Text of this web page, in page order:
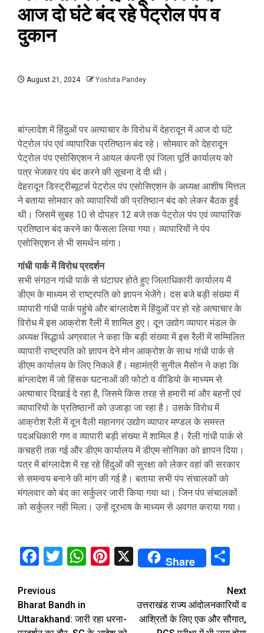
आज दो घंटे बंद रहे पेट्रोल पंप व
दुकान
August 21, 2024 Yoshita Pandey
बांग्लादेश में हिंदुओं पर अत्याचार के विरोध में देहरादून में आज दो घंटे
पेट्रोल पंप एवं व्यापारिक प्रतिष्ठान बंद रहे। सोमवार को देहरादून
पेट्रोल पंप एसोसिएशन ने आयल कंपनी एवं जिला पूर्ति कार्यालय को
पत्र भेजकर पंप बंद करने की सूचना दे दी थी।
देहरादून डिस्ट्रीब्यूटर्स पेट्रोल पंप एसोसिएशन के अध्यक्ष आशीष मित्तल
ने बताया सोमवार को व्यापारियों की प्रतिष्ठान बंद को लेकर बैठक हुई
थी। जिसमें सुबह 10 से दोपहर 12 बजे तक पेट्रोल पंप एवं व्यापारिक
प्रतिष्ठान बंद करने का फैसला लिया गया। व्यापारियों ने पंप
एसोसिएशन से भी समर्थन मांगा।
गांधी पार्क में विरोध प्रदर्शन
सभी संगठन गांधी पार्क से घंटाघर होते हुए जिलाधिकारी कार्यालय में
डीएम के माध्यम से राष्ट्रपति को ज्ञापन भेजेंगे। दस बजे बड़ी संख्या में
व्यापारी गांधी पार्क पहुंचे और बांग्लादेश में हिंदुओं पर हो रहे अत्याचार के
विरोध में इस आक्रोश रैली में शामिल हुए। दून उद्योग व्यापार मंडल के
अध्यक्ष सिद्धार्थ अग्रवाल ने कहा कि बड़ी संख्या में इस रैली में सम्मिलित
व्यापारी राष्ट्रपति को ज्ञापन देने मोन आक्रोश के साथ गांधी पार्क से
डीएम कार्यालय के लिए निकले हैं। महामंत्री सुनील मैसोन ने कहा कि
बांग्लादेश में जो हिंसक घटनाओं की फोटो व वीडियो के माध्यम से
अत्याचार दिखाई दे रहा है, जिसमे किस तरह से हमारी मां और बहनों एवं
व्यापारियों के प्रतिष्ठानों को उजाड़ा जा रहा है। उसके विरोध में
आक्रोश रैली में दून वैली महानगर उद्योग व्यापार मण्डल के समस्त
पदअधिकारी गण व व्यापारी बड़ी संख्या में शामिल है। रैली गांधी पार्क से
कचहरी तक गई और डीएम कार्यालय में डीएम सोनिका को ज्ञापन दिया।
पत्र में बांग्लादेश में रह रहे हिंदुओं की सुरक्षा को लेकर वहां की सरकार
से समन्वय बनाने की मांग की गई है। बताया सभी पंप संचालकों को
मंगलवार को बंद का सर्कुलर जारी किया गया था। जिन पंप संचालकों
को सर्कुलर नही मिला। उन्हें दूरभाष के माध्यम से अवगत कराया गया।
Facebook
Twitter
WhatsApp
Pinterest
X Share
Continue
Reading
Previous
Bharat Bandh in
Uttarakhand: जारी रहा धरना-
Next
उत्तराखंड राज्य आंदोलनकारियों व
आश्रितों के लिए एक और सौगात,